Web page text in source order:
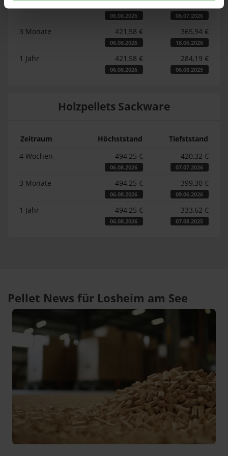
06.08.2026 06.07.2026
3 Monate 421,58 €
06.08.2026
365,94 €
18.06.2026
1 Jahr 421,58 €
06.08.2026
284,19 €
06.08.2025
Holzpellets Sackware
Zeitraum Höchststand
Tiefststand
4 Wochen
494,25 €
06.08.2026
420,32 €
07.07.2026
3 Monate 494,25 €
06.08.2026
399,30 €
09.06.2026
1 Jahr 494,25 €
06.08.2026
333,62 €
07.08.2025
Pellet News für Losheim am See